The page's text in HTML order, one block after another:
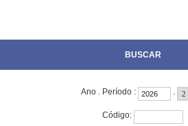
BUSCAR
Ano . Período : .
Código: